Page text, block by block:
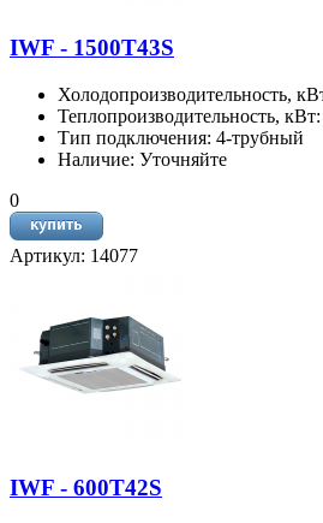
IWF - 1500T43S
Холодопроизводительность,
Теплопроизводительность,
Тип подключения: 4-трубный
Наличие: Уточняйте
0
Артикул: 14077
IWF - 600T42S